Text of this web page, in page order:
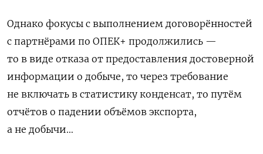
Однако фокусы с выполнением договорённостей
с партнёрами по ОПЕК+ продолжились —
то в виде отказа от предоставления достоверной
информации о добыче, то через требование
не включать в статистику конденсат, то путём
отчётов о падении объёмов экспорта,
а не добычи…